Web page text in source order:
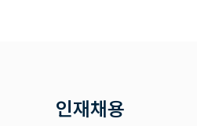
인재채용